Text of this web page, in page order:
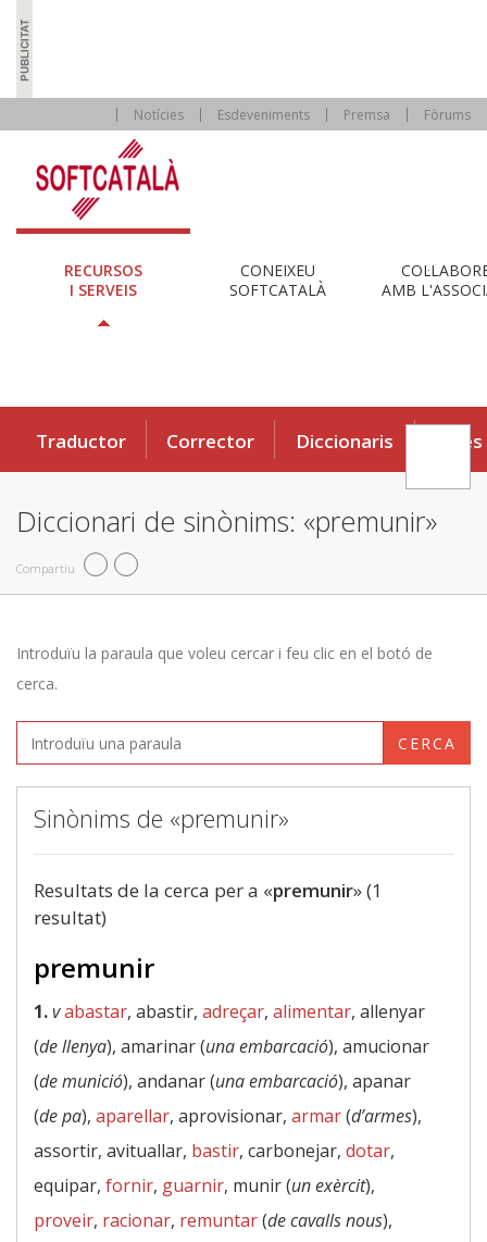
Notícies Esdeveniments Premsa Fòrums
RECURSOS
I SERVEIS
CONEIXEU
SOFTCATALÀ
AMB
Traductor Corrector Diccionaris Eines
Diccionari de sinònims: «premunir»
Compartiu
Introduïu la paraula que voleu cercar i feu clic en el botó de
cerca.
CERCA
Sinònims de «premunir»
Resultats de la cerca per a «premunir» (1
resultat)
premunir
1.vabastar, abastir, adreçar, alimentar, allenyar
(de llenya), amarinar (una embarcació), amucionar
(de munició), andanar (una embarcació), apanar
(de pa), aparellar, aprovisionar, armar(d’armes),
assortir, avituallar, bastir, carbonejar, dotar,
equipar, fornir, guarnir, munir (un exèrcit),
proveir, racionar, remuntar(de cavalls nous),